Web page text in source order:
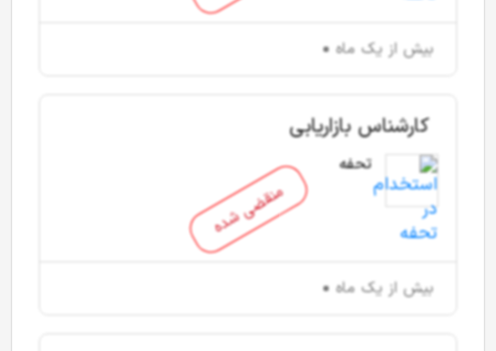
بیش از یک ماه
منقضی شده
کارشناس بازاریابی
تحفه
بیش از یک ماه